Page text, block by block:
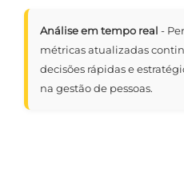
Análise em tempo real -
métricas atualizadas
decisões rápidas e
na gestão de pessoas.